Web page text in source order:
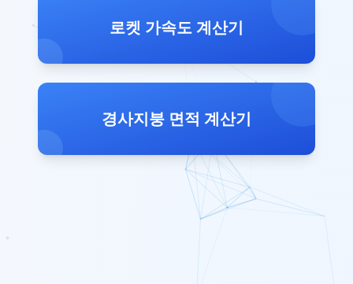
로켓 가속도 계산기
경사지붕 면적 계산기